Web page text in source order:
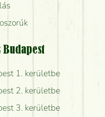
1. kerületbe
2. kerületbe
3. kerületbe